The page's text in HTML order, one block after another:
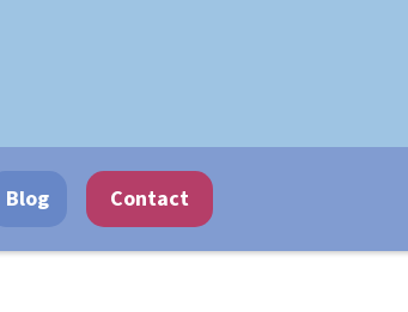
Blog Contact